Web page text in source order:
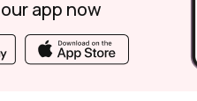
our app now